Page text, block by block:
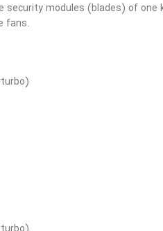
modules (blades) of one
fans.